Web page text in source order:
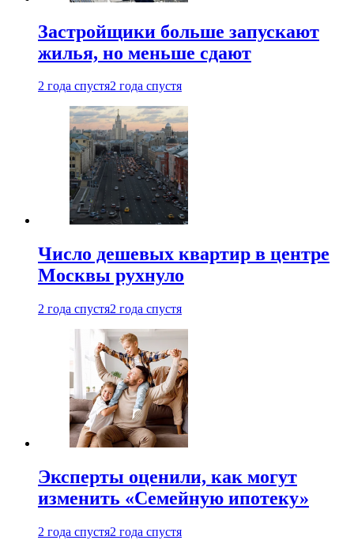
Застройщики больше запускают
жилья, но меньше сдают
2 года спустя2 года спустя
Число дешевых квартир в центре
Москвы рухнуло
2 года спустя2 года спустя
Эксперты оценили, как могут
изменить «Семейную ипотеку»
2 года спустя2 года спустя